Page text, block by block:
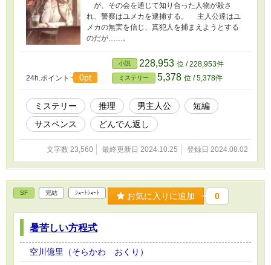
が、その会を通じて知り合った人物が殺さ
れ、警察はユメカを逮捕する。 主人公達はユ
メカの無実を信じ、真犯人を捕まえようとする
のだが……。
24h.ポイント 0pt
小説 228,953 位 / 228,953件
ミステリー 5,378 位 / 5,378件
ミステリー 推理 男主人公
短編
サスペンス
どんでん返し
文字数 23,560 最終更新日 2024.10.25 登録日 2024.08.02
SF 完結 ｼｮｰﾄｼｮｰﾄ お気に入りに追加 0
暑苦しい方程式
空川億里（そらかわ おくり）